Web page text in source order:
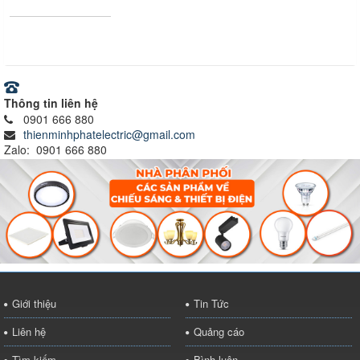
Thông tin liên hệ
0901 666 880
thienminhphatelectric@gmail.com
Zalo: 0901 666 880
Giới thiệu
Tin Tức
Liên hệ
Quảng cáo